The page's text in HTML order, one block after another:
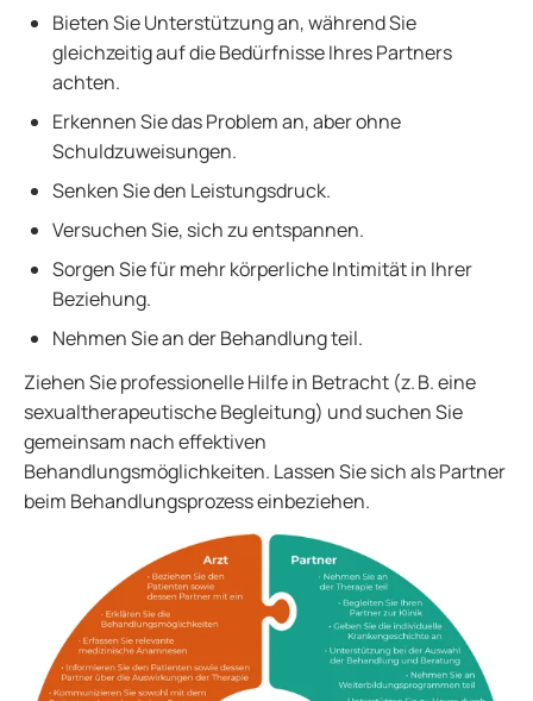
Bieten Sie Unterstützung an, während Sie
gleichzeitig auf die Bedürfnisse Ihres Partners
achten.
Erkennen Sie das Problem an, aber ohne
Schuldzuweisungen.
Senken Sie den Leistungsdruck.
Versuchen Sie, sich zu entspannen.
Sorgen Sie für mehr körperliche Intimität in Ihrer
Beziehung.
Nehmen Sie an der Behandlung teil.
Ziehen Sie professionelle Hilfe in Betracht (z. B. eine
sexualtherapeutische Begleitung) und suchen Sie
gemeinsam nach effektiven
Behandlungsmöglichkeiten. Lassen Sie sich als Partner
beim Behandlungsprozess einbeziehen.